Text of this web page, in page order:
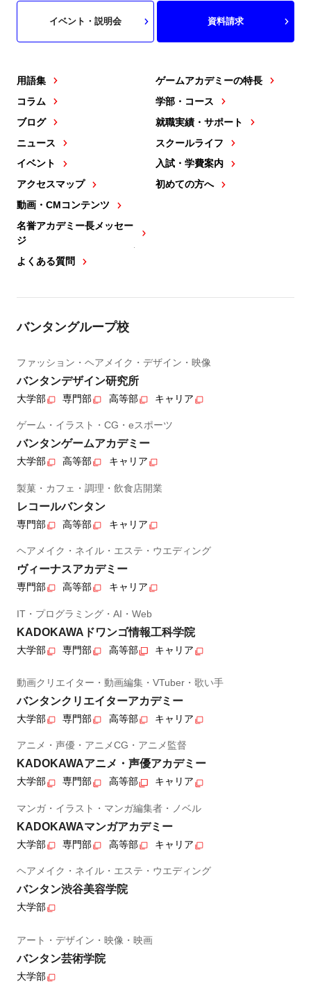
用語集
コラム
ブログ
ニュース
イベント
アクセスマップ
動画・CMコンテンツ
名誉アカデミー長メッセー
ジ
よくある質問
ゲームアカデミーの特長
学部・コース
就職実績・サポート
スクールライフ
入試・学費案内
初めての方へ
イベント・説明会 資料請求
バンタングループ校
ファッション・ヘアメイク・デザイン・映像
バンタンデザイン研究所
大学部 専門部 高等部 キャリア
ゲーム・イラスト・CG・eスポーツ
バンタンゲームアカデミー
大学部 高等部 キャリア
製菓・カフェ・調理・飲食店開業
レコールバンタン
専門部 高等部 キャリア
ヘアメイク・ネイル・エステ・ウエディング
ヴィーナスアカデミー
専門部 高等部 キャリア
IT・プログラミング・AI・Web
KADOKAWAドワンゴ情報工科学院
大学部 専門部 高等部 キャリア
動画クリエイター・動画編集・VTuber・歌い手
バンタンクリエイターアカデミー
大学部 専門部 高等部 キャリア
アニメ・声優・アニメCG・アニメ監督
KADOKAWAアニメ・声優アカデミー
大学部 専門部 高等部 キャリア
マンガ・イラスト・マンガ編集者・ノベル
KADOKAWAマンガアカデミー
大学部 専門部 高等部 キャリア
ヘアメイク・ネイル・エステ・ウエディング
バンタン渋谷美容学院
大学部
アート・デザイン・映像・映画
バンタン芸術学院
大学部